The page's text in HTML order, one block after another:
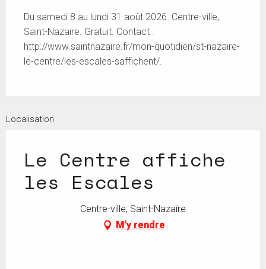
Du samedi 8 au lundi 31 août 2026. Centre-ville,
Saint-Nazaire. Gratuit. Contact :
http://www.saintnazaire.fr/mon-quotidien/st-nazaire-
le-centre/les-escales-saffichent/.
Localisation
Le Centre affiche
les Escales
Centre-ville, Saint-Nazaire
M'y rendre